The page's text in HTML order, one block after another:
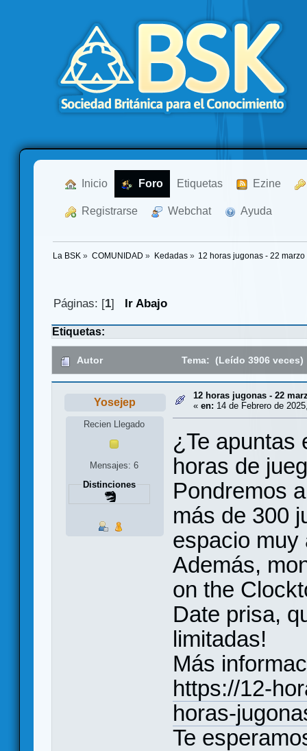
Inicio Foro Etiquetas Ezine
Registrarse Webchat Ayuda
La BSK » COMUNIDAD » Kedadas» 12 horas jugonas - 22
Páginas: [1] Ir Abajo
Etiquetas:
Autor Tema: (Leído 3906 veces)
Yosejep
Recien Llegado
Mensajes: 6
Distinciones
12 horas jugonas - 22
« en: 14 de Febrero de
¿Te apuntas
horas de
Pondremos
más de 300
espacio muy
Además,
on the
Date prisa,
limitadas!
Más
https://12-
horas-
Te